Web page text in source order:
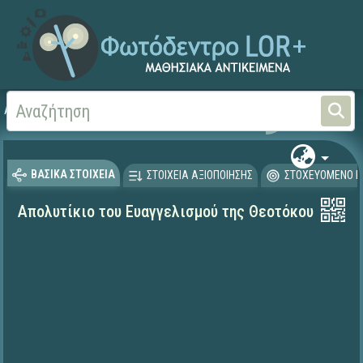
Αρχική
ΒΑΣΙΚΑ ΣΤΟΙΧΕΙΑ ΣΤΟΙΧΕΙΑ ΑΞΙΟΠΟΙΗΣΗΣ ΣΤΟΧΕΥΟΜΕΝΟ
Απολυτίκιο του Ευαγγελισμού της Θεοτόκου